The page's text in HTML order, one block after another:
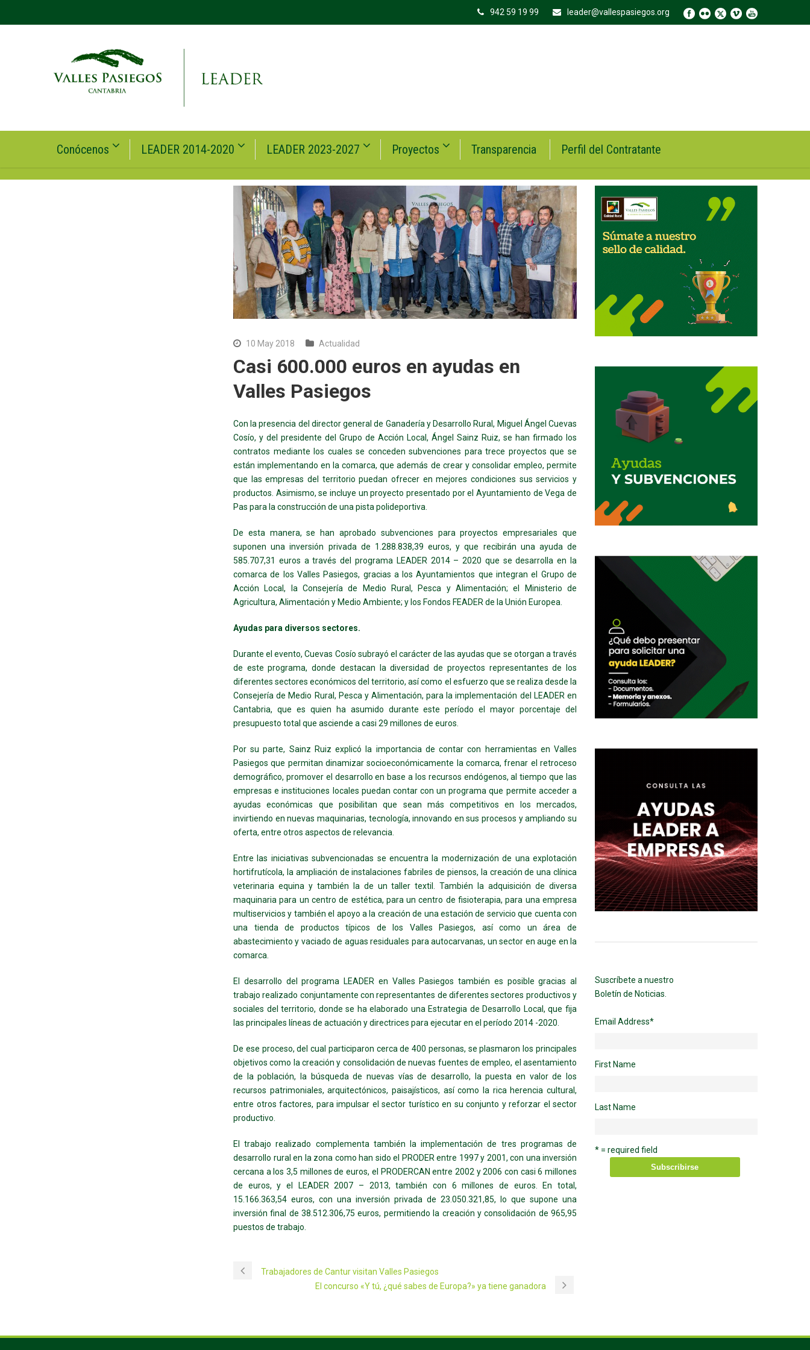
942 59 19 99 leader@vallespasiegos.org
Conócenos LEADER 2014-2020 LEADER 2023-2027 Proyectos Transparencia Perfil del Contratante
10 May 2018 Actualidad
Casi 600.000 euros en ayudas en
Valles Pasiegos
Con la presencia del director general de Ganadería y Desarrollo Rural, Miguel Ángel Cuevas
Cosío, y del presidente del Grupo de Acción Local, Ángel Sainz Ruiz, se han firmado los
contratos mediante los cuales se conceden subvenciones para trece proyectos que se
están implementando en la comarca, que además de crear y consolidar empleo, permite
que las empresas del territorio puedan ofrecer en mejores condiciones sus servicios y
productos. Asimismo, se incluye un proyecto presentado por el Ayuntamiento de Vega de
Pas para la construcción de una pista polideportiva.
De esta manera, se han aprobado subvenciones para proyectos empresariales que
suponen una inversión privada de 1.288.838,39 euros, y que recibirán una ayuda de
585.707,31 euros a través del programa LEADER 2014 – 2020 que se desarrolla en la
comarca de los Valles Pasiegos, gracias a los Ayuntamientos que integran el Grupo de
Acción Local, la Consejería de Medio Rural, Pesca y Alimentación; el Ministerio de
Agricultura, Alimentación y Medio Ambiente; y los Fondos FEADER de la Unión Europea.
Ayudas para diversos sectores.
Durante el evento, Cuevas Cosío subrayó el carácter de las ayudas que se otorgan a través
de este programa, donde destacan la diversidad de proyectos representantes de los
diferentes sectores económicos del territorio, así como el esfuerzo que se realiza desde la
Consejería de Medio Rural, Pesca y Alimentación, para la implementación del LEADER en
Cantabria, que es quien ha asumido durante este período el mayor porcentaje del
presupuesto total que asciende a casi 29 millones de euros.
Por su parte, Sainz Ruiz explicó la importancia de contar con herramientas en Valles
Pasiegos que permitan dinamizar socioeconómicamente la comarca, frenar el retroceso
demográfico, promover el desarrollo en base a los recursos endógenos, al tiempo que las
empresas e instituciones locales puedan contar con un programa que permite acceder a
ayudas económicas que posibilitan que sean más competitivos en los mercados,
invirtiendo en nuevas maquinarias, tecnología, innovando en sus procesos y ampliando su
oferta, entre otros aspectos de relevancia.
Entre las iniciativas subvencionadas se encuentra la modernización de una explotación
hortifrutícola, la ampliación de instalaciones fabriles de piensos, la creación de una clínica
veterinaria equina y también la de un taller textil. También la adquisición de diversa
maquinaria para un centro de estética, para un centro de fisioterapia, para una empresa
multiservicios y también el apoyo a la creación de una estación de servicio que cuenta con
una tienda de productos típicos de los Valles Pasiegos, así como un área de
abastecimiento y vaciado de aguas residuales para autocarvanas, un sector en auge en la
comarca.
El desarrollo del programa LEADER en Valles Pasiegos también es posible gracias al
trabajo realizado conjuntamente con representantes de diferentes sectores productivos y
sociales del territorio, donde se ha elaborado una Estrategia de Desarrollo Local, que fija
las principales líneas de actuación y directrices para ejecutar en el período 2014 -2020.
De ese proceso, del cual participaron cerca de 400 personas, se plasmaron los principales
objetivos como la creación y consolidación de nuevas fuentes de empleo, el asentamiento
de la población, la búsqueda de nuevas vías de desarrollo, la puesta en valor de los
recursos patrimoniales, arquitectónicos, paisajísticos, así como la rica herencia cultural,
entre otros factores, para impulsar el sector turístico en su conjunto y reforzar el sector
productivo.
El trabajo realizado complementa también la implementación de tres programas de
desarrollo rural en la zona como han sido el PRODER entre 1997 y 2001, con una inversión
cercana a los 3,5 millones de euros, el PRODERCAN entre 2002 y 2006 con casi 6 millones
de euros, y el LEADER 2007 – 2013, también con 6 millones de euros. En total,
15.166.363,54 euros, con una inversión privada de 23.050.321,85, lo que supone una
inversión final de 38.512.306,75 euros, permitiendo la creación y consolidación de 965,95
puestos de trabajo.
Trabajadores de Cantur visitan Valles Pasiegos
El concurso «Y tú, ¿qué sabes de Europa?» ya tiene ganadora
Suscríbete a nuestro
Boletín de Noticias.
Email Address*
First Name
Last Name
* = required field